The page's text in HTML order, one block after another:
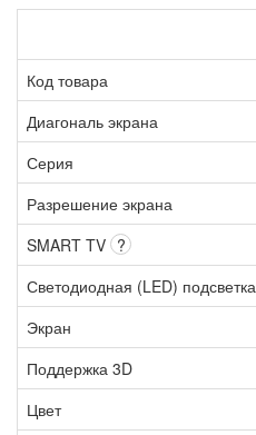
Код товара
Диагональ экрана
Серия
Разрешение экрана
SMART TV ?
Светодиодная (LED) подсветка
Экран
Поддержка 3D
Цвет